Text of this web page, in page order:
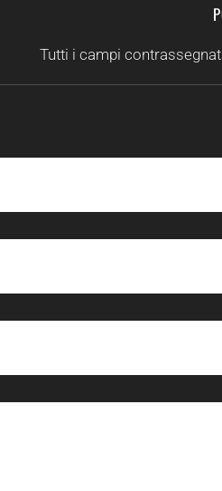
Tutti i campi